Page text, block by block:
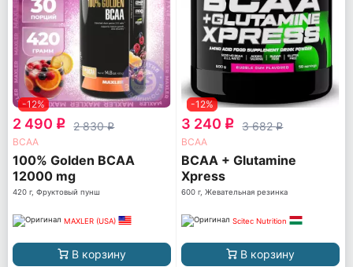
-12%
2 490 q 2 830q
ВСАА
100% Golden BCAA
12000 mg
420 г, Фруктовый пунш
MAXLER (USA)
В корзину
-12%
3 240 q 3 682q
ВСАА
BCAA + Glutamine
Xpress
600 г, Жевательная резинка
Scitec Nutrition
В корзину